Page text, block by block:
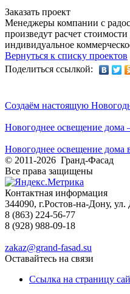
Заказать проект
Менеджеры компании с
произведут расчет
индивидуальное
Вернуться к списку проектов
Поделиться ссылкой:
Создаём настоящую
Новогоднее освещение дома
Новогоднее освещение дома
© 2011-2026 Гранд-Фасад
Все права защищены
Контактная информация
344090, г.Ростов-на-Дону,
8 (863) 224-56-77
8 (928) 988-09-18
zakaz@grand-fasad.su
Оставайтесь на связи
Ссылка на страницу